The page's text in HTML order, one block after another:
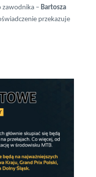
zawodnika – Bartosza
przekazuje